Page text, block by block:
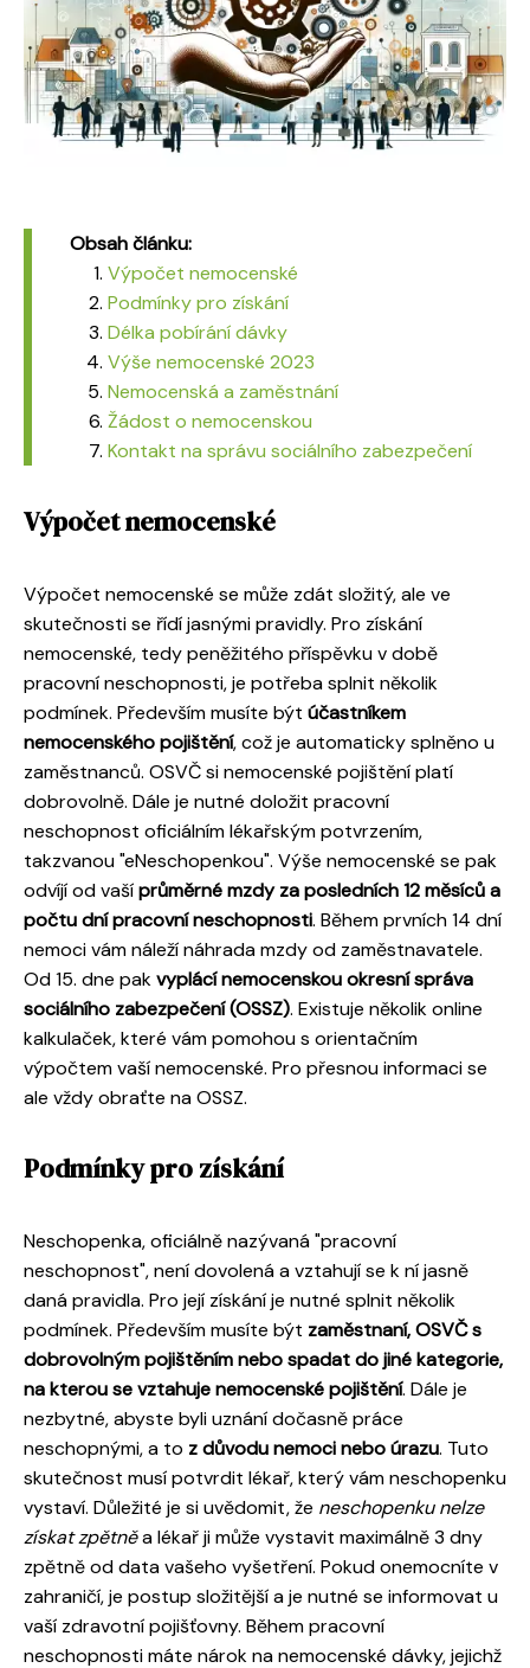
Obsah článku:
Výpočet nemocenské
Podmínky pro získání
Délka pobírání dávky
Výše nemocenské 2023
Nemocenská a zaměstnání
Žádost o nemocenskou
Kontakt na správu sociálního zabezpečení
Výpočet nemocenské
Výpočet nemocenské se může zdát složitý, ale ve
skutečnosti se řídí jasnými pravidly. Pro získání
nemocenské, tedy peněžitého příspěvku v době
pracovní neschopnosti, je potřeba splnit několik
podmínek. Především musíte být účastníkem
nemocenského pojištění, což je automaticky splněno u
zaměstnanců. OSVČ si nemocenské pojištění platí
dobrovolně. Dále je nutné doložit pracovní
neschopnost oficiálním lékařským potvrzením,
takzvanou "eNeschopenkou". Výše nemocenské se pak
odvíjí od vašíprůměrné mzdy za posledních 12 měsíců a
počtu dní pracovní neschopnosti. Během prvních 14 dní
nemoci vám náleží náhrada mzdy od zaměstnavatele.
Od 15. dne pakvyplácí nemocenskou okresní správa
sociálního zabezpečení (OSSZ). Existuje několik online
kalkulaček, které vám pomohou s orientačním
výpočtem vaší nemocenské. Pro přesnou informaci se
ale vždy obraťte na OSSZ.
Podmínky pro získání
Neschopenka, oficiálně nazývaná "pracovní
neschopnost", není dovolená a vztahují se k ní jasně
daná pravidla. Pro její získání je nutné splnit několik
podmínek. Především musíte být zaměstnaní, OSVČ s
dobrovolným pojištěním nebo spadat do jiné kategorie,
na kterou se vztahuje nemocenské pojištění. Dále je
nezbytné, abyste byli uznání dočasně práce
neschopnými, a to z důvodu nemoci nebo úrazu. Tuto
skutečnost musí potvrdit lékař, který vám neschopenku
vystaví. Důležité je si uvědomit, že neschopenku nelze
získat zpětněa lékař ji může vystavit maximálně 3 dny
zpětně od data vašeho vyšetření. Pokud onemocníte v
zahraničí, je postup složitější a je nutné se informovat u
vaší zdravotní pojišťovny. Během pracovní
neschopnosti máte nárok na nemocenské dávky, jejichž